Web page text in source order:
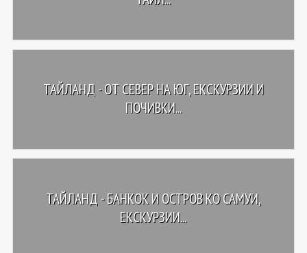
ТАЙЛАНД - OТ СЕВЕР НА ЮГ, ЕКСКУРЗИИ И
ПОЧИВКИ...
ТАЙЛАНД - БАНКОК И ОСТРОВ КО САМУИ,
ЕКСКУРЗИИ...